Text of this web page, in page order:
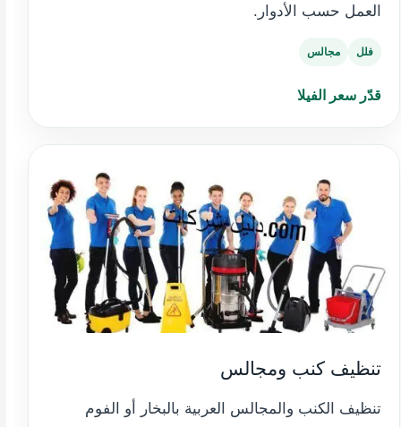
العمل حسب الأدوار.
فلل مجالس
قدّر سعر الفيلا
تنظيف كنب ومجالس
تنظيف الكنب والمجالس العربية بالبخار أو الفوم